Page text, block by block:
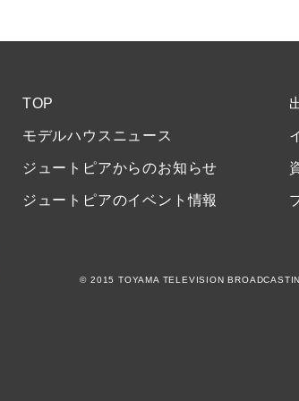
TOP
モデルハウスニュース
ジュートピアからのお知らせ
ジュートピアのイベント情報
© 2015 TOYAMA TELEVISION